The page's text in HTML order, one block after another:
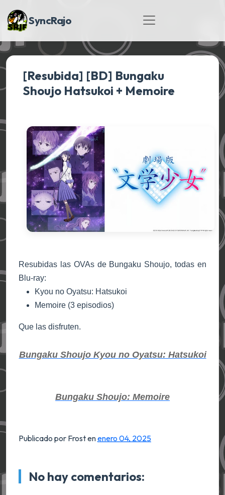
SyncRajo
[Resubida] [BD] Bungaku
Shoujo Hatsukoi + Memoire
Resubidas las OVAs de Bungaku Shoujo, todas en
Blu-ray:
Kyou no Oyatsu: Hatsukoi
Memoire (3 episodios)
Que las disfruten.
Bungaku Shoujo Kyou no Oyatsu: Hatsukoi
Bungaku Shoujo: Memoire
Publicado por Frostenenero 04, 2025
No hay comentarios: